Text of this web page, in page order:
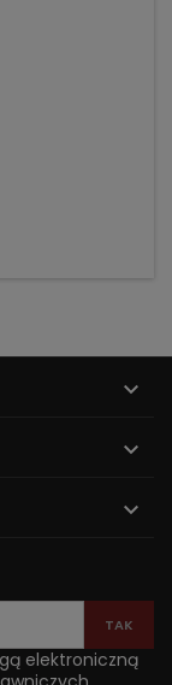



elektroniczną